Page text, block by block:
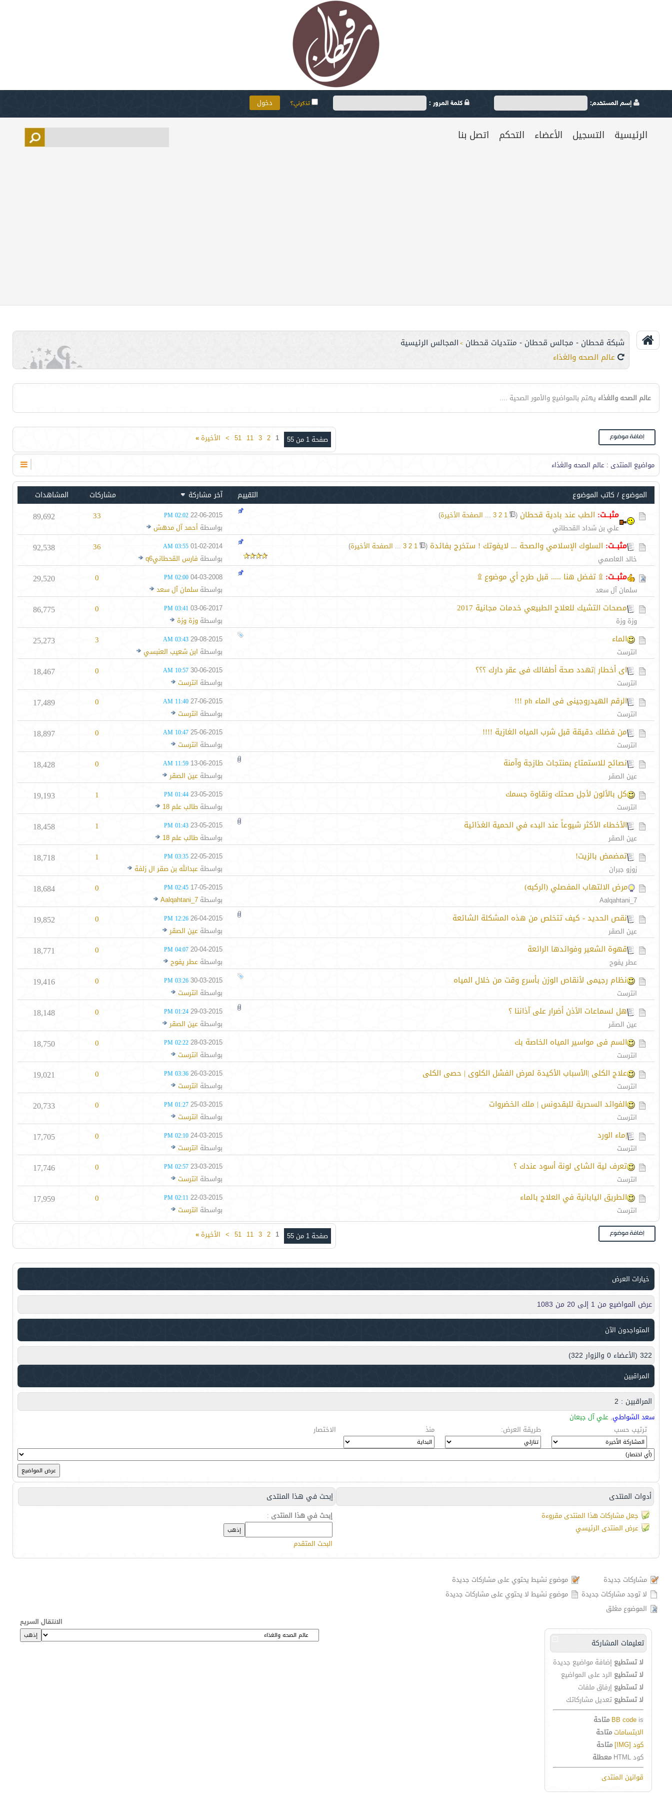
إسم المستخدم: كلمة المرور : تذكرني؟
الرئيسية التسجيل الأعضاء التحكم اتصل بنا
شبكة قحطان - مجالس قحطان - منتديات قحطان > المجالس الرئيسية
عالم الصحه والغذاء
عالم الصحه والغذاء يهتم بالمواضيع والأمور الصحية ....
صفحة 1 من 55 1
2
3
11
51
> الأخيرة»
مواضيع المنتدى : عالم الصحه والغذاء
التقييم الموضوع / كاتب الموضوع آخر مشاركة مشاركات المشاهدات
مثبــت: الطب عند بادية قحطان (
1
2
3
... الصفحة الأخيرة)
علي بن شداد القحطاني
22-06-2015
02:02 PM
بواسطة أحمد آل مدهش
33
89,692
مثبــت: السلوك الإسلامي والصحة ... لايفوتك ! ستخرج بفائدة (
1
2
3
... الصفحة الأخيرة)
خالد العاصمي
01-02-2014
03:55 AM
بواسطة فارس القحطانيq6
36
92,538
مثبــت: ۩ تفضل هنا ..... قبل طرح أي موضوع ۩
سلمان آل سعد
04-03-2008
02:00 PM
بواسطةسلمان آل سعد
0
29,520
مصحات التشيك للعلاج الطبيعي خدمات مجانية 2017
وزة وزة
03-06-2017
03:41 PM
بواسطةوزة وزة
0
86,775
الماء
انترست
29-08-2015
03:43 AM
بواسطة ابن شعيب العنبسي
3
25,273
اى أخطار |تهدد صحة أطفالك فى عقر دارك ؟؟؟
انترست
30-06-2015
10:57 AM
بواسطة انترست
0
18,467
الرقم الهيدروجينى فى الماء ph !!!
انترست
27-06-2015
11:40 AM
بواسطة انترست
0
17,489
من فضلك دقيقة قبل شرب المياه الغازية !!!!
انترست
25-06-2015
10:47 AM
بواسطة انترست
0
18,897
نصائح للاستمتاع بمنتجات طازجة وآمنة
عين الصقر
13-06-2015
11:59 AM
بواسطةعين الصقر
0
18,428
كل بالألون لأجل صحتك ونقاوة جسمك
انترست
23-05-2015
01:44 PM
بواسطةطالب علم 18
1
19,193
الأخطاء الأكثر شيوعاً عند البدء في الحمية الغذائية
عين الصقر
23-05-2015
01:43 PM
بواسطةطالب علم 18
1
18,458
تمضمض بالزيت!
زوزو جبران
22-05-2015
03:35 PM
بواسطةعبدالله بن صقر ال زلفة
1
18,718
مرض الالتهاب المفصلي (الركبه)
Aalqahtani_7
17-05-2015
02:45 PM
بواسطةAalqahtani_7
0
18,684
نقص الحديد - كيف تتخلص من هذه المشكلة الشائعة
عين الصقر
26-04-2015
12:26 PM
بواسطةعين الصقر
0
19,852
قهوة الشعير وفوائدها الرائعة
عطر يفوح
20-04-2015
04:07 PM
بواسطةعطر يفوح
0
18,771
نظام رجيمى لأنقاص الوزن بأسرع وقت من خلال المياه
انترست
30-03-2015
03:26 PM
بواسطة انترست
0
19,416
هل لسماعات الأذن أضرار على آذاننا ؟
عين الصقر
29-03-2015
01:24 PM
بواسطةعين الصقر
0
18,148
السم فى مواسير المياه الخاصة بك
انترست
28-03-2015
02:22 PM
بواسطة انترست
0
18,750
علاج الكلى |الأسباب الأكيدة لمرض الفشل الكلوى | حصى الكلى
انترست
26-03-2015
03:36 PM
بواسطة انترست
0
19,021
الفوائد السحرية للبقدونس | ملك الخضروات
انترست
25-03-2015
01:27 PM
بواسطة انترست
0
20,733
|ماء الورد
انترست
24-03-2015
02:10 PM
بواسطة انترست
0
17,705
تعرف لية الشاى لونة أسود عندك ؟
انترست
23-03-2015
02:57 PM
بواسطة انترست
0
17,746
الطريق اليابانية في العلاج بالماء
انترست
22-03-2015
02:11 PM
بواسطة انترست
0
17,959
صفحة 1 من 55 1
2
3
11
51
> الأخيرة»
خيارات العرض
عرض المواضيع من 1 إلى 20 من 1083
المتواجدون الآن
322 (الأعضاء 0 والزوار 322)
المراقبين
المراقبين : 2
سعد الشواطي, علي آل جبعان
ترتيب حسب
طريقة العرض: منذ الاختصار
أدوات المنتدى إبحث في هذا المنتدى
جعل مشاركات هذا المنتدى مقروءة
عرض المنتدى الرئيسي
إبحث في هذا المنتدى :
البحث المتقدم
مشاركات جديدة
موضوع نشيط يحتوي على مشاركات جديدة
لا توجد مشاركات جديدة
موضوع نشيط لا يحتوي على مشاركات جديدة
الموضوع مغلق
تعليمات المشاركة
لا تستطيع إضافة مواضيع جديدة
لا تستطيع الرد على المواضيع
لا تستطيع إرفاق ملفات
لا تستطيع تعديل مشاركاتك
BB code is
متاحة
الابتساماتمتاحة
كود [IMG]
متاحة
كود HTML
معطلة
قوانين المنتدى
الانتقال السريع